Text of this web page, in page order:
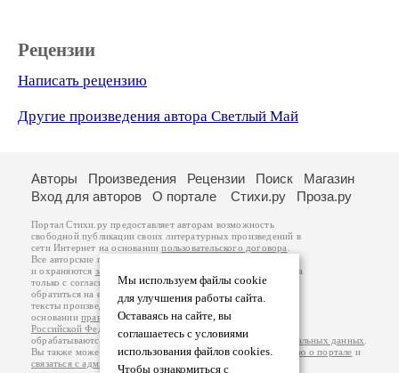
Рецензии
Написать рецензию
Другие произведения автора Светлый Май
Мы используем файлы cookie
для улучшения работы сайта.
Оставаясь на сайте, вы
соглашаетесь с условиями
использования файлов cookies.
Чтобы ознакомиться с
Авторы Произведения Рецензии Поиск
Магазин
Вход для авторов
О портале Стихи.ру Проза.ру
Портал Стихи.ру предоставляет авторам возможность
свободной публикации своих литературных произведений в
сети Интернет на основаниипользовательского договора
Все авторские права на произведения принадлежат авторам
и охраняются законом
. Перепечатка произведений возможна
только с согласия его автора, к которому вы можете
обратиться на его авторской странице. Ответственность за
тексты произведений авторы несут самостоятельно на
основанииправил публикацииизаконодательства
Российской Федерации
обрабатываются на основанииПолитики обработки персональных данных
Вы также можете посмотреть более подробнуюинформацию о портале и
связаться с администрацией